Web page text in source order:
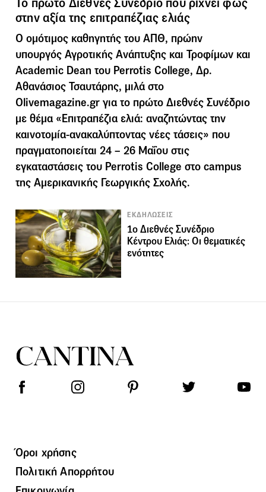
στην αξία της επιτραπέζιας ελιάς
Ο ομότιμος καθηγητής του ΑΠΘ, πρώην
υπουργός Αγροτικής Ανάπτυξης και Τροφίμων και
Academic Dean του Perrotis College, Δρ.
Αθανάσιος Τσαυτάρης, μιλά στο
Olivemagazine.gr για το πρώτο Διεθνές Συνέδριο
με θέμα «Επιτραπέζια ελιά: αναζητώντας την
καινοτομία-ανακαλύπτοντας νέες τάσεις» που
πραγματοποιείται 24 – 26 Μαΐου στις
εγκαταστάσεις του Perrotis College στο campus
της Αμερικανικής Γεωργικής Σχολής.
ΕΚΔΗΛΩΣΕΙΣ
1ο Διεθνές Συνέδριο
Κέντρου Ελιάς: Οι θεματικές
ενότητες
Όροι χρήσης
Πολιτική Απορρήτου